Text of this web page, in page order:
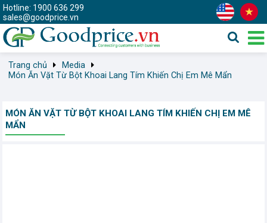
Hotline: 1900 636 299
sales@goodprice.vn
Trang chủ
Media
Món Ăn Vặt Từ Bột Khoai Lang Tím Khiến Chị Em Mê Mẩn
MÓN ĂN VẶT TỪ BỘT KHOAI LANG TÍM KHIẾN CHỊ EM MÊ
MẨN